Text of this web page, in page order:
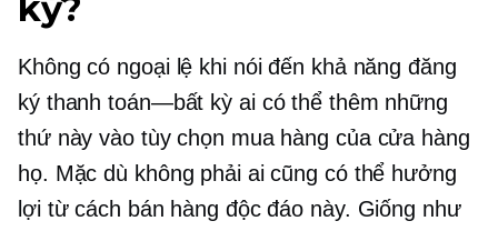
Không có ngoại lệ khi nói đến khả năng đăng
ký thanh toán—bất kỳ aicó thể thêm những
thứ này vào tùy chọn mua hàng của cửa hàng
họ. Mặc dù không phải ai cũng có thể hưởng
lợi từ cách bán hàng độc đáo này. Giống như